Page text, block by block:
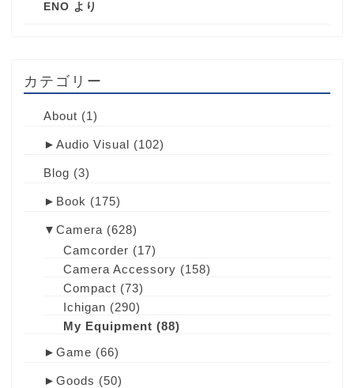
ENO より
カテゴリー
About (1)
► Audio Visual (102)
Blog (3)
► Book (175)
▼ Camera (628)
Camcorder (17)
Camera Accessory (158)
Compact (73)
Ichigan (290)
My Equipment (88)
► Game (66)
► Goods (50)